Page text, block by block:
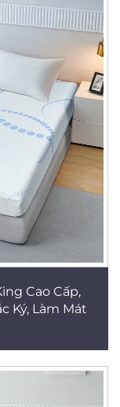
Cao Cấp,
Ký, Làm Mát